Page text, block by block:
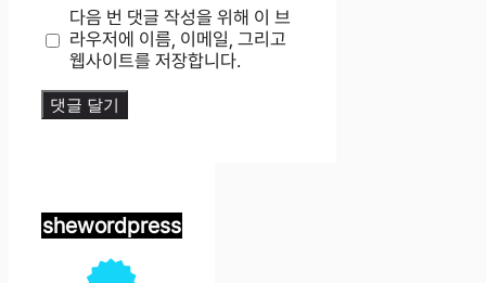
트
다음 번 댓글 작성을 위해 이 브
라우저에 이름, 이메일, 그리고
웹사이트를 저장합니다.
shewordpress